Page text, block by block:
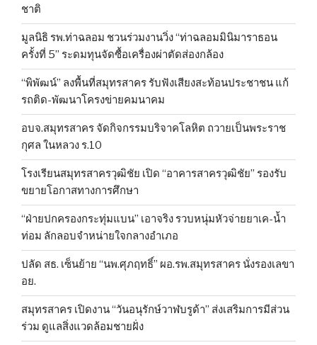
ชาติ
มูลนิธิ รพ.ท่าฉลอม ชวนร่วมงานวิ่ง “ท่าฉลอมมินิมาราธอน
ครั้งที่ 5” ระดมทุนจัดซื้อเครื่องผ่าตัดส่องกล้อง
“พิพัฒน์” ลงพื้นที่สมุทรสาคร รับฟังเสียงสะท้อนประชาชน แก้
รถติด-พัฒนาโครงข่ายคมนาคม
อบจ.สมุทรสาคร จัดกิจกรรมบริจาคโลหิต ถวายเป็นพระราช
กุศล ในหลวง ร.10
โรงเรียนสมุทรสาครวุฒิชัย เปิด “อาคารสาครวุฒิชัย” รองรับ
ขยายโอกาสทางการศึกษา
“ฝ่ายปกครองกระทุ่มแบน” เอาจริง รวบหนุ่มหัวจ่ายยาเค-น้ำ
ท่อม ลักลอบจำหน่ายใจกลางอำเภอ
ปลัด สธ. เซ็นย้าย “นพ.ศุภฤทธิ์” ผอ.รพ.สมุทรสาคร นั่งรองเลขา
อย.
สมุทรสาคร เปิดงาน “วันอนุรักษ์วาฬบรูด้า” ส่งเสริมการมีส่วน
ร่วม ดูแลสิ่งแวดล้อมชายฝั่ง